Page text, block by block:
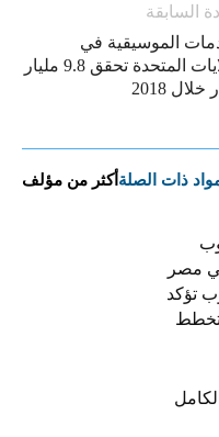
السابقة
الموسيقية في
الولايات المتحدة تحقق 9.8 مليار
2018
ذات الصلةأكثر من مؤلف
مصر
تؤكد
وتخطط